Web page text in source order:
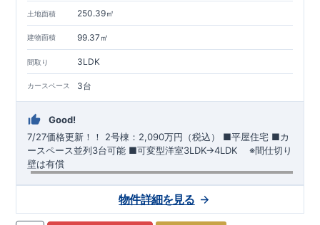
持保全管理
■住宅性能評価ダブル取得
い特設サイトはこちら★​物件のご案内は、事前予約がオススメ
です☆
スムーズにご案内が可能♪​お気軽にお問い合わせください♪​お
問い合わせお待ちしております
致します。
土地面積 250.39㎡
建物面積 99.37㎡
間取り 3LDK
カースペース 3台
Good!
7/27価格更新！！
2号棟：2,090万円（税込）
■平屋住宅​ ​■カ
ースペース並列3台可能 ​■可変型洋室3LDK→4LDK ​ ※間仕切り
壁は有償
​『新桐生』駅……徒歩17分（約1360ｍ）
物件詳細を見る